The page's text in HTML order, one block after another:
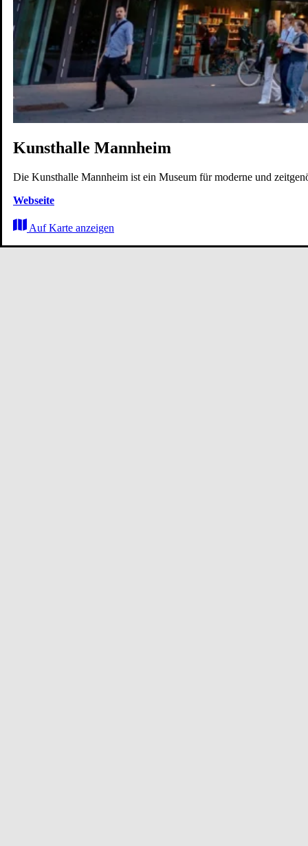
Zukunft
Karte
Kunsthalle Mannheim
Die Kunsthalle Mannheim ist ein Museum für moderne und
Webseite
Auf Karte anzeigen